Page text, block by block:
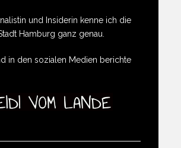
und Insiderin kenne ich die
Hamburg ganz genau.
in den sozialen Medien berichte